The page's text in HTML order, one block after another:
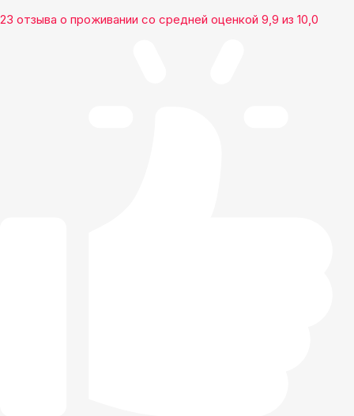
23 отзыва о проживании со средней оценкой 9,9 из 10,0